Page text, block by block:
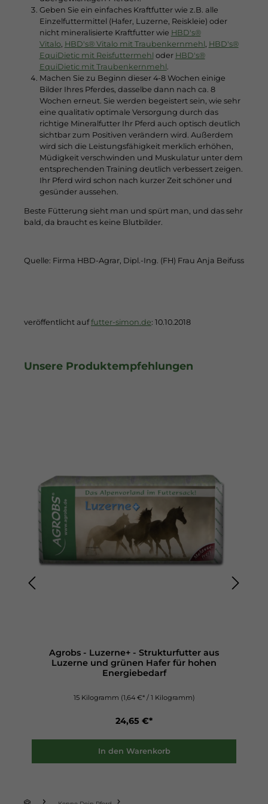
Geben Sie ein einfaches Kraftfutter wie z.B. alle
Einzelfuttermittel (Hafer, Luzerne, Reiskleie) oder
nicht mineralisierte Kraftfutter wie HBD's®
Vitalo, HBD's® Vitalo mit Traubenkernmehl, HBD's®
EquiDietic mit Reisfuttermehl oder HBD's®
EquiDietic mit Traubenkernmehl.
Machen Sie zu Beginn dieser 4-8 Wochen einige
Bilder Ihres Pferdes, dasselbe dann nach ca. 8
Wochen erneut. Sie werden begeistert sein, wie sehr
eine qualitativ optimale Versorgung durch das
richtige Mineralfutter Ihr Pferd auch optisch deutlich
sichtbar zum Positiven verändern wird. Außerdem
wird sich die Leistungsfähigkeit merklich erhöhen,
Müdigkeit verschwinden und Muskulatur unter dem
entsprechenden Training deutlich verbessert zeigen.
Ihr Pferd wird schon nach kurzer Zeit schöner und
gesünder aussehen.
Beste Fütterung sieht man und spürt man, und das sehr
bald, da braucht es keine Blutbilder.
Quelle: Firma HBD-Agrar, Dipl.-Ing. (FH) Frau Anja Beifuss
veröffentlicht auffutter-simon.de: 10.10.2018
Unsere Produktempfehlungen
Agrobs - Gipfelstürmer Mineral -
Vitalstoffkonzentrat für höchste Ansprüche
3 Kilogramm(23,17 €* / 1 Kilogramm)
69,50 €*
Details